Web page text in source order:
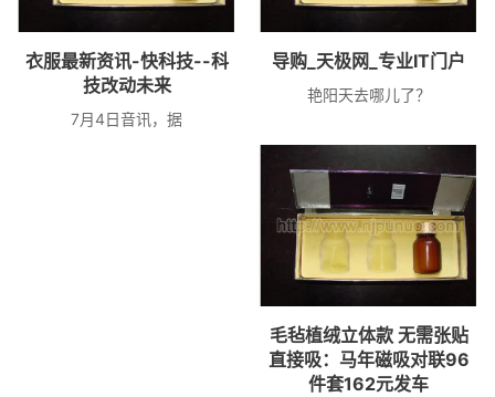
衣服最新资讯-快科技--科
技改动未来
7月4日音讯，据
导购_天极网_专业IT门户
艳阳天去哪儿了？
毛毡植绒立体款 无需张贴
直接吸：马年磁吸对联96
件套162元发车